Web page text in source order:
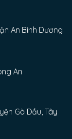
An Bình Dương
An
Gò Dầu, Tây